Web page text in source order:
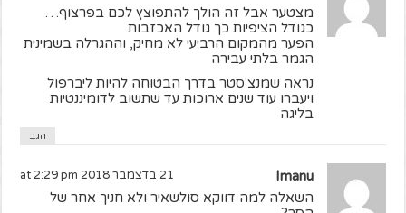
מצטער אבל זה הולך להתפוצץ לכם בפרצוף…
כגודל הציפיות כך גודל האכזבות
הפער מהמקום הרביעי לא מחיק, וההגרלה בשמינית
הגמר בלתי עבירה
נראה שמנצ'סטר בדרך הבטוחה להיות ליברפול
ויעברו עוד שנים ארוכות עד שתשוב לדומיננטיות
בליגה
הגב
Imanu 21 בדצמבר 2018 at 2:29 pm
השאלה למה דווקא סולשאיר ולא חניך אחר של